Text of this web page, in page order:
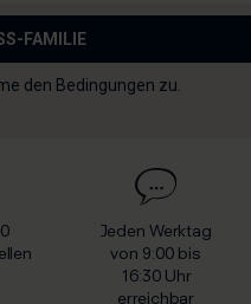
FAMILIE
den Bedingungen zu.
Jeden Werktag
von 9:00 bis
16:30 Uhr
erreichbar